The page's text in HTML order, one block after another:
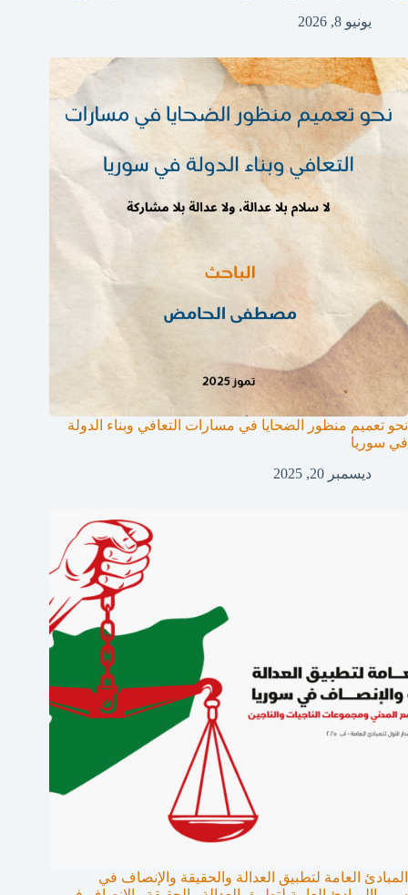
يونيو 8, 2026
نحو تعميم منظور الضحايا في مسارات التعافي وبناء الدولة
في سوريا
ديسمبر 20, 2025
المبادئ العامة لتطبيق العدالة والحقيقة والإنصاف في